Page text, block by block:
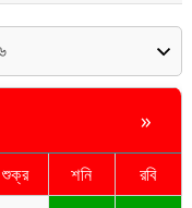
»
শুক্র শনি রবি